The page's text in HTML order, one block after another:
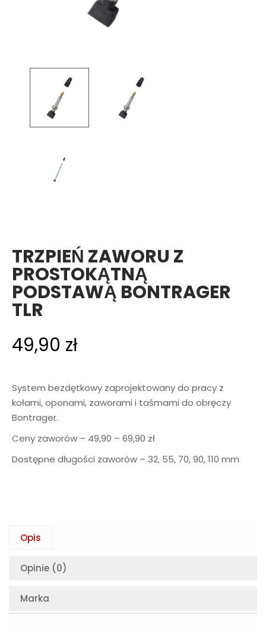
TRZPIEŃ ZAWORU Z
PROSTOKĄTNĄ
PODSTAWĄ BONTRAGER
TLR
49,90 zł
System bezdętkowy zaprojektowany do pracy z
kołami, oponami, zaworami i taśmami do obręczy
Bontrager.
Ceny zaworów – 49,90 – 69,90 zł
Dostępne długości zaworów – 32, 55, 70, 90, 110 mm
Opis
Opinie (0)
Marka